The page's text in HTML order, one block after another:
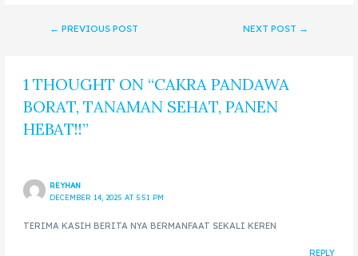
← PREVIOUS POST NEXT POST →
1 THOUGHT ON “CAKRA PANDAWA
BORAT, TANAMAN SEHAT, PANEN
HEBAT!!”
REYHAN
DECEMBER 14, 2025 AT 5:51 PM
TERIMA KASIH BERITA NYA BERMANFAAT SEKALI KEREN
REPLY